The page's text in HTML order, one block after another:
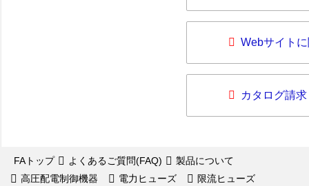
Webサイト
カタログ請求
FAトップ よくあるご質問(FAQ)
製品について
高圧配電制御機器
電力ヒューズ
限流ヒューズ